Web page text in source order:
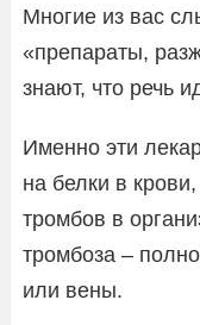
Многие из вас
«препараты,
знают, что речь
Именно эти
на белки в
тромбов в
тромбоза –
или вены.